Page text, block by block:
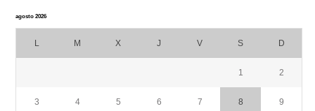
agosto 2026
L M X J V S D
1 2
3 4 5 6 7 8 9